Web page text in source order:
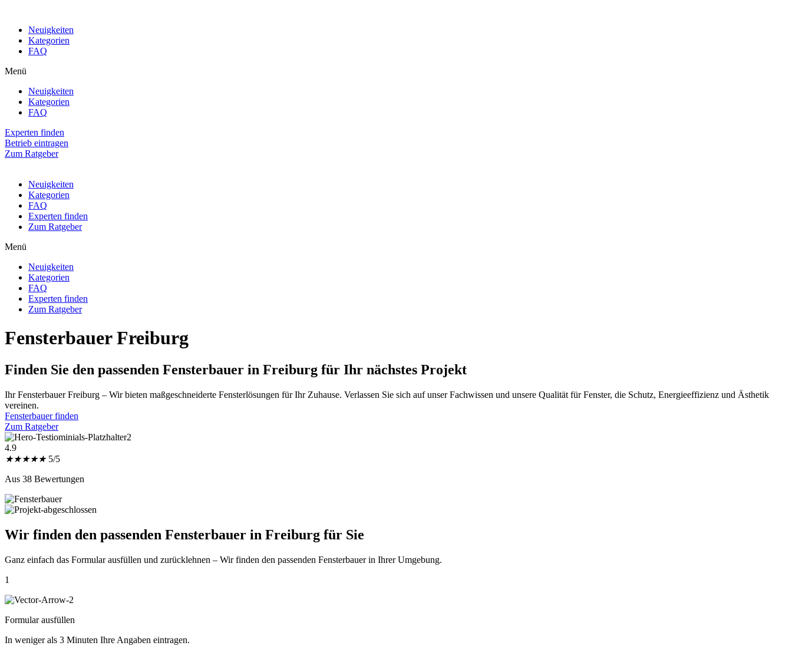
Neuigkeiten
Kategorien
FAQ
Menü
Neuigkeiten
Kategorien
FAQ
Experten finden
Betrieb eintragen
Zum Ratgeber
Neuigkeiten
Kategorien
FAQ
Experten finden
Zum Ratgeber
Menü
Neuigkeiten
Kategorien
FAQ
Experten finden
Zum Ratgeber
Fensterbauer Freiburg
Finden Sie den passenden Fensterbauer in Freiburg für Ihr nächstes Projekt
Ihr Fensterbauer Freiburg – Wir bieten maßgeschneiderte Fensterlösungen für Ihr Zuhause. Verlassen Sie sich auf unser Fachwissen und unsere Qualität für Fenster, die Schutz, Energieeffizienz und Ästhetik
vereinen.
Fensterbauer finden
Zum Ratgeber
4.9
★★★★★ 5/5
Aus 38 Bewertungen
Wir finden den passenden Fensterbauer in Freiburg für Sie
Ganz einfach das Formular ausfüllen und zurücklehnen – Wir finden den passenden Fensterbauer in Ihrer Umgebung.
1
Formular ausfüllen
In weniger als 3 Minuten Ihre Angaben eintragen.